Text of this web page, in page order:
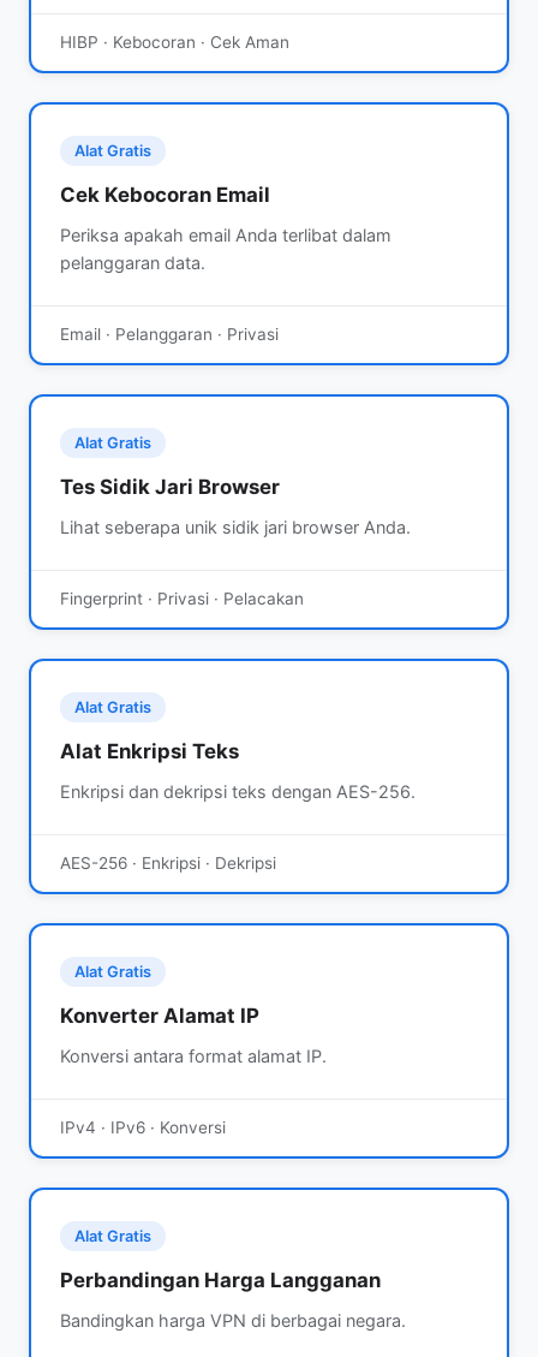
HIBP · Kebocoran · Cek Aman
Alat Gratis
Cek Kebocoran Email
Periksa apakah email Anda terlibat dalam
pelanggaran data.
Email · Pelanggaran · Privasi
Alat Gratis
Tes Sidik Jari Browser
Lihat seberapa unik sidik jari browser Anda.
Fingerprint · Privasi · Pelacakan
Alat Gratis
Alat Enkripsi Teks
Enkripsi dan dekripsi teks dengan AES-256.
AES-256 · Enkripsi · Dekripsi
Alat Gratis
Konverter Alamat IP
Konversi antara format alamat IP.
IPv4 · IPv6 · Konversi
Alat Gratis
Perbandingan Harga Langganan
Bandingkan harga VPN di berbagai negara.